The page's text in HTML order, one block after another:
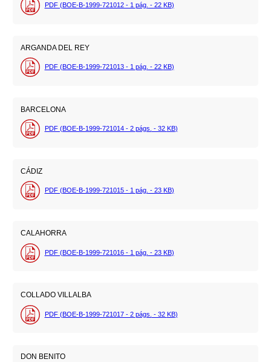
PDF (BOE-B-1999-721012 - 1 pág. - 22 KB)
ARGANDA DEL REY
PDF (BOE-B-1999-721013 - 1 pág. - 22 KB)
BARCELONA
PDF (BOE-B-1999-721014 - 2 págs. - 32 KB)
CÁDIZ
PDF (BOE-B-1999-721015 - 1 pág. - 23 KB)
CALAHORRA
PDF (BOE-B-1999-721016 - 1 pág. - 23 KB)
COLLADO VILLALBA
PDF (BOE-B-1999-721017 - 2 págs. - 32 KB)
DON BENITO